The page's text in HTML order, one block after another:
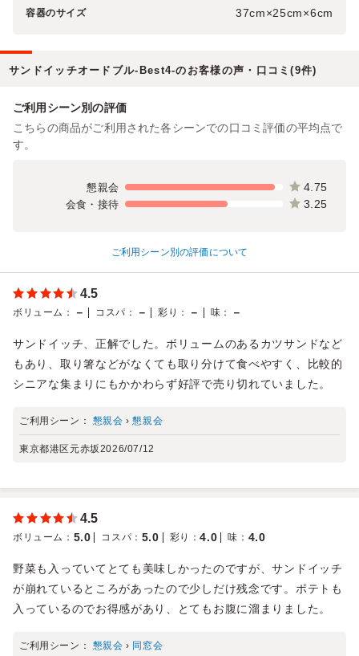
容器のサイズ 37cm×25cm×6cm
サンドイッチオードブル-Best4-のお客様の声・口コミ(9件)
ご利用シーン別の評価
こちらの商品がご利用された各シーンでの口コミ評価の平均点で
す。
懇親会 4.75
会食・接待 3.25
ご利用シーン別の評価について
4.5
ボリューム ： － コスパ ： － 彩り ： － 味 ： －
サンドイッチ、正解でした。ボリュームのあるカツサンドなど
もあり、取り箸などがなくても取り分けて食べやすく、比較的
シニアな集まりにもかかわらず好評で売り切れていました。
ご利用シーン： 懇親会 ›懇親会
東京都港区元赤坂2026/07/12
4.5
ボリューム ： 5.0 コスパ ： 5.0 彩り ：4.0 味 ： 4.0
野菜も入っていてとても美味しかったのですが、サンドイッチ
が崩れているところがあったので少しだけ残念です。ポテトも
入っているのでお得感があり、とてもお腹に溜まりました。
ご利用シーン： 懇親会 › 同窓会